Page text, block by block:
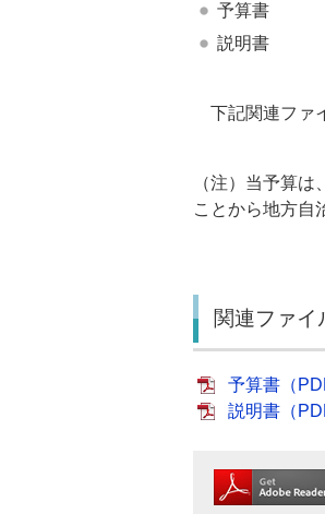
予算書
説明書
下記関連ファ
（注）当予算
ことから地方自
関連ファイ
予算書（
説明書（